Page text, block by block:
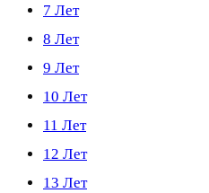
7 Лет
8 Лет
9 Лет
10 Лет
11 Лет
12 Лет
13 Лет